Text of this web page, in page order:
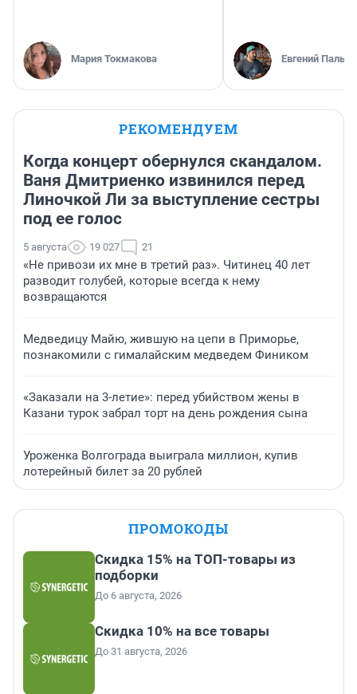
Мария Токмакова Евгений
РЕКОМЕНДУЕМ
Когда концерт обернулся скандалом.
Ваня Дмитриенко извинился перед
Линочкой Ли за выступление сестры
под ее голос
5 августа 19 027 21
«Не привози их мне в третий раз». Читинец 40 лет
разводит голубей, которые всегда к нему
возвращаются
Медведицу Майю, жившую на цепи в Приморье,
познакомили с гималайским медведем Фиником
«Заказали на 3-летие»: перед убийством жены в
Казани турок забрал торт на день рождения сына
Уроженка Волгограда выиграла миллион, купив
лотерейный билет за 20 рублей
ПРОМОКОДЫ
Скидка 15% на ТОП-товары из
подборки
До 6 августа, 2026
Скидка 10% на все товары
До 31 августа, 2026